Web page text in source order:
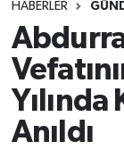
HABERLER
Yılında
Anıldı
Ekonomi
Magazin
Siyaset
Spor
Namaz
Trafik
Süper Lig
Tüm